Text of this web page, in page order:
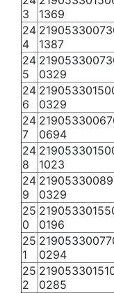
3
1369
24
4
1387
24
5
0329
24
6
0329
24
7
0694
24
8
1023
24
9
0329
25
0
0196
25
1
0294
25
2
0285